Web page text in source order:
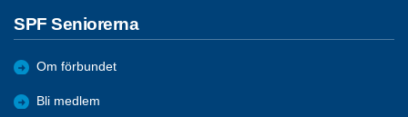
SPF Seniorerna
Om förbundet
Bli medlem